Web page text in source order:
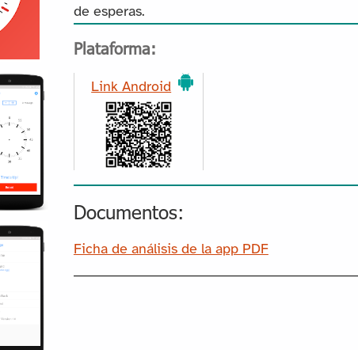
de esperas.
Plataforma:
Link Android
Documentos:
Ficha de análisis de la app PDF